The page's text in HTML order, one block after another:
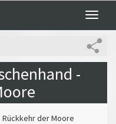
Toggle
-